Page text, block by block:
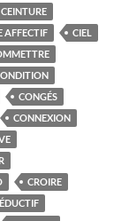
CEINTURE
AFFECTIF
CIEL
CONGÉS
CONNEXION
CROIRE